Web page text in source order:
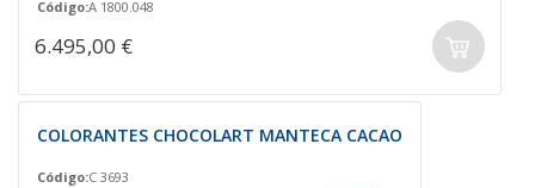
Código:A 1800.048
6.495,00 €
COLORANTES CHOCOLART MANTECA CACAO
Código:C 3693